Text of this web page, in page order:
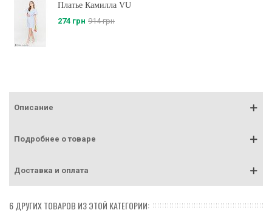
Платье Камилла VU
274 грн 914 грн
Описание
Подробнее о товаре
Доставка и оплата
6 ДРУГИХ ТОВАРОВ ИЗ ЭТОЙ КАТЕГОРИИ: